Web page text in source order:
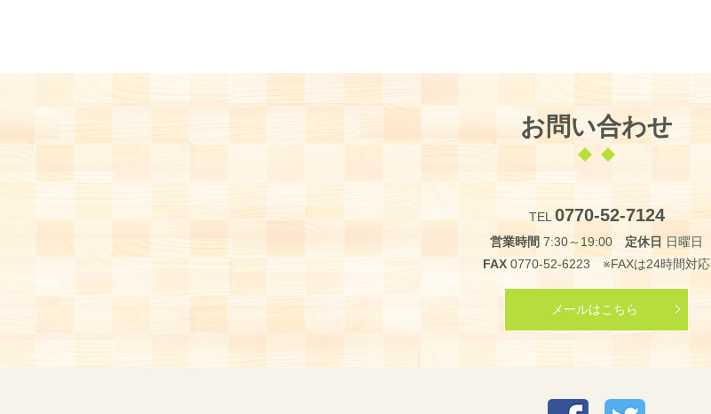
お問い合わせ
TEL 0770-52-7124
営業時間 7:30～19:00 定休日 日曜日
FAX 0770-52-6223 ※FAXは24時間対応
メールはこちら